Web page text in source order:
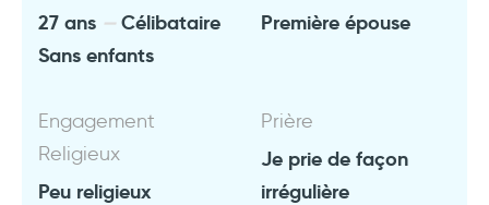
27 ans
Célibataire
Sans enfants
Première épouse
Engagement
Religieux
Peu religieux
Prière
Je prie de façon
irrégulière